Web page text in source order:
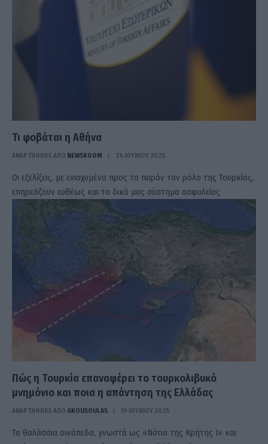
Τι φοβάται η Αθήνα
ΑΝΑΡΤΗΘΗΚΕ ΑΠΟ NEWSROOM 24 ΙΟΥΝΊΟΥ 2025
Οι εξελίξεις, με ενισχυμένο προς το παρόν τον ρόλο της Τουρκίας,
επηρεάζουν ευθέως και το δικό μας σύστημα ασφαλείας
Πώς η Τουρκία επαναφέρει το τουρκολιβυκό
μνημόνιο και ποια η απάντηση της Ελλάδας
ΑΝΑΡΤΗΘΗΚΕ ΑΠΟ GKOUSOULAS 19 ΙΟΥΝΊΟΥ 2025
Τα θαλάσσια οικόπεδα, γνωστά ως «Νότια της Κρήτης I» και